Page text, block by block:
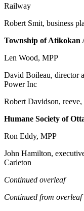
Railway
Robert Smit, business
Township of Atikokan
Len Wood, MPP
David Boileau, director
Power Inc
Robert Davidson,
Humane Society of
Ron Eddy, MPP
John Hamilton,
Carleton
Continued overleaf
Continued from overleaf